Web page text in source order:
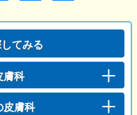
てみる
膚科
皮膚科